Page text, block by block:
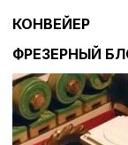
КОНВЕЙЕР
ФРЕЗЕРНЫЙ